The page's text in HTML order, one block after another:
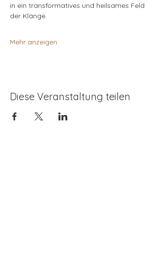
in ein transformatives und heilsames Feld
der Klänge.
Mehr anzeigen
Diese Veranstaltung teilen